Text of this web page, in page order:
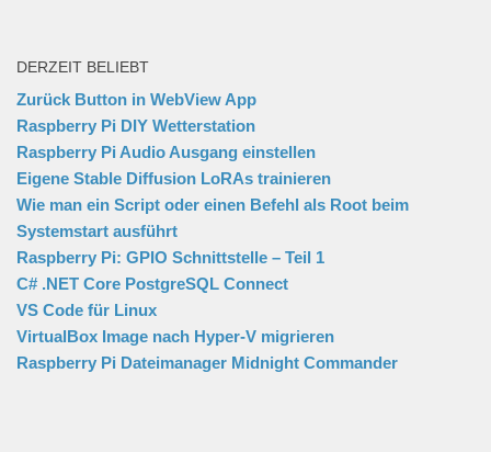
DERZEIT BELIEBT
Zurück Button in WebView App
Raspberry Pi DIY Wetterstation
Raspberry Pi Audio Ausgang einstellen
Eigene Stable Diffusion LoRAs trainieren
Wie man ein Script oder einen Befehl als Root beim
Systemstart ausführt
Raspberry Pi: GPIO Schnittstelle – Teil 1
C# .NET Core PostgreSQL Connect
VS Code für Linux
VirtualBox Image nach Hyper-V migrieren
Raspberry Pi Dateimanager Midnight Commander